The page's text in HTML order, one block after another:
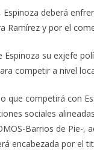
deberá
Ramírez y por el
Espinoza su exjefe
competir a nivel
que competirá con
sociales
Barrios de Pie-
encabezada por el